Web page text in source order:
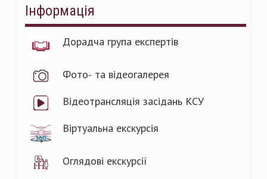
Інформація
Дорадча група експертів
Фото- та відеогалерея
Відеотрансляція засідань КСУ
Віртуальна екскурсія
Оглядові екскурсії